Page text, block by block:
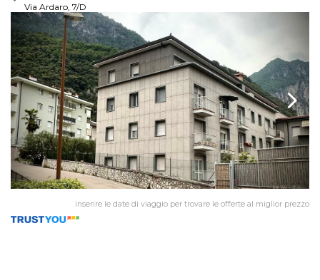
Via Ardaro, 7/D
inserire le date di viaggio per trovare le offerte al miglior prezzo